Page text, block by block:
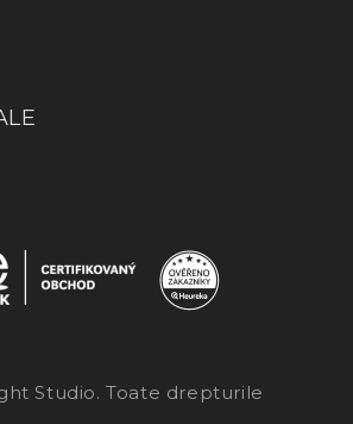
Studio. Toate drepturile